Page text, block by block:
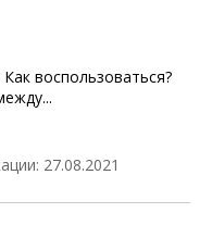
воспользоваться?
...
27.08.2021